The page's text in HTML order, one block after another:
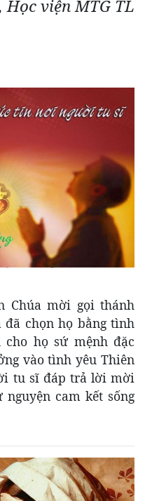
Học viện MTG TL
Chúa mời gọi thánh
đã chọn họ bằng tình
họ sứ mệnh đặc
vào tình yêu Thiên
tu sĩ đáp trả lời mời
nguyện cam kết sống